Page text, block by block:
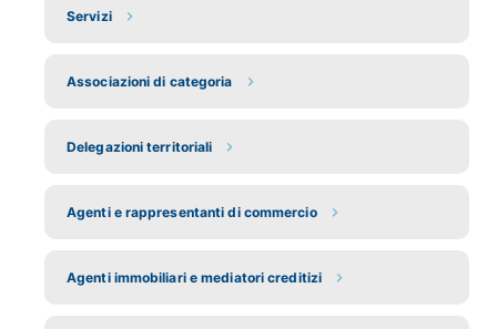
Servizi
Associazioni di categoria
Delegazioni territoriali
Agenti e rappresentanti di commercio
Agenti immobiliari e mediatori creditizi